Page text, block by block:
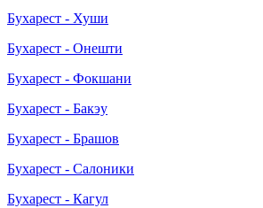
Бухарест - Хуши
Бухарест - Онешти
Бухарест - Фокшани
Бухарест - Бакэу
Бухарест - Брашов
Бухарест - Салоники
Бухарест - Кагул